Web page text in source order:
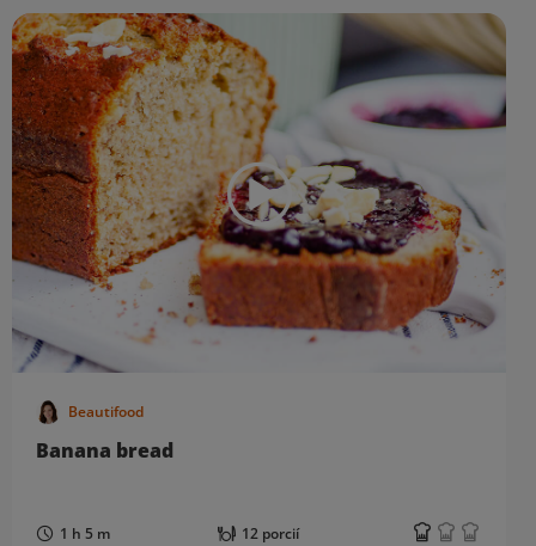
Beautifood
Banana bread
1 h 5 m 12 porcií